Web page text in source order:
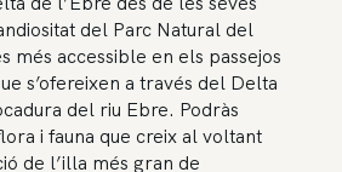
del Parc Natural del
més accessible en els passejos
s’ofereixen a través del Delta
del riu Ebre. Podràs
i fauna que creix al voltant
de l’illa més gran de